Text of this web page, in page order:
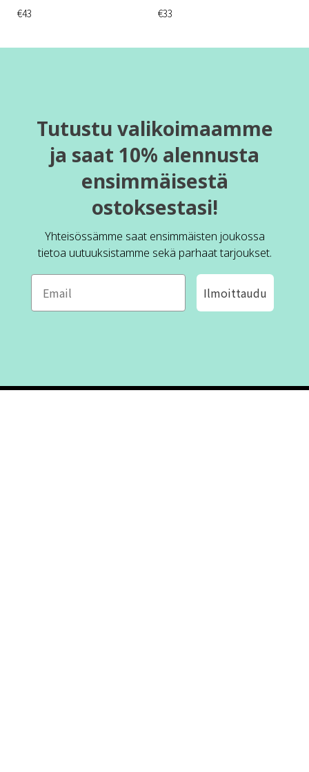
€43 €33
Tutustu valikoimaamme
ja saat 10% alennusta
ensimmäisestä
ostoksestasi!
Yhteisössämme saat ensimmäisten joukossa
tietoa uutuuksistamme sekä parhaat tarjoukset.
Ilmoittaudu